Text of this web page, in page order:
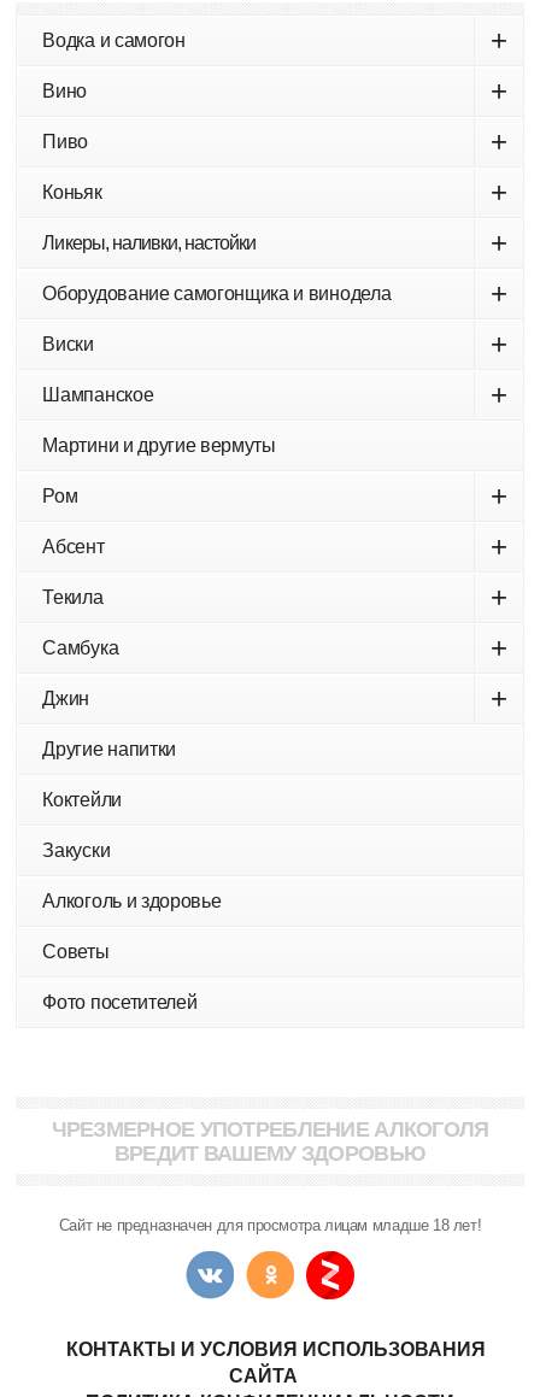
Водка и самогон +
Вино +
Пиво +
Коньяк +
Ликеры, наливки, настойки +
Оборудование самогонщика и винодела +
Виски +
Шампанское +
Мартини и другие вермуты
Ром +
Абсент +
Текила +
Самбука +
Джин +
Другие напитки
Коктейли
Закуски
Алкоголь и здоровье
Советы
Фото посетителей
ЧРЕЗМЕРНОЕ УПОТРЕБЛЕНИЕ АЛКОГОЛЯ
ВРЕДИТ ВАШЕМУ ЗДОРОВЬЮ
Сайт не предназначен для просмотра лицам младше 18 лет!
КОНТАКТЫ И УСЛОВИЯ ИСПОЛЬЗОВАНИЯ
САЙТА